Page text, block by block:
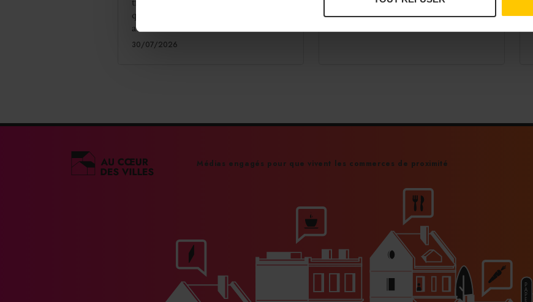
quadruple le plafond de l'aide destinée
aux victimes d'incendies.
30/07/2026
France depuis plusieurs semaines.
Médias engagés pour que vivent les commerces de proximité